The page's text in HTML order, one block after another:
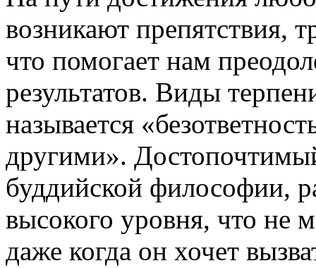
возникают препятствия,
что помогает нам
результатов. Виды
называется
другими».
буддийской философии,
высокого уровня, что не
даже когда он хочет